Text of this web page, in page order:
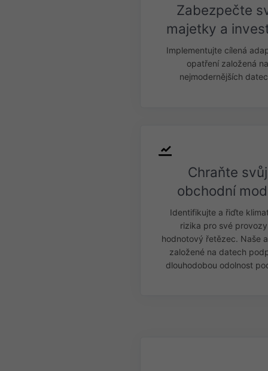
Zabezpečte
majetky a
Implementujte cílená
opatření založená na
nejmodernějších
Chraňte svůj
obchodní
Identifikujte a řiďte
rizika pro své
hodnotový řetězec. Naše
založené na datech
dlouhodobou odolnost